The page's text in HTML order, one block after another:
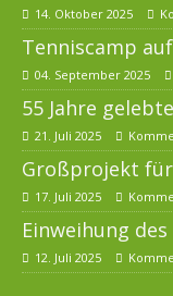
14. Oktober 2025
Tenniscamp
04. September 2025
55 Jahre
21. Juli 2025
Großprojekt
17. Juli 2025
Einweihung
12. Juli 2025